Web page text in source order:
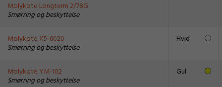
Molykote Longterm 2/78G
Smørring og beskyttelse
Molykote X5-6020
Smørring og beskyttelse
Hvid
Molykote YM-102
Smørring og beskyttelse
Gul